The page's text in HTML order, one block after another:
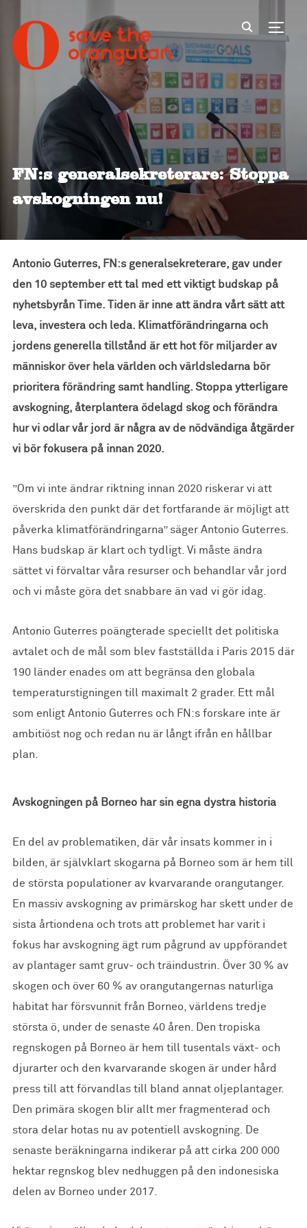
FN:s generalsekreterare: Stoppa
avskogningen nu!
Antonio Guterres, FN:s generalsekreterare, gav under
den 10 september ett tal med ett viktigt budskap på
nyhetsbyrån Time. Tiden är inne att ändra vårt sätt att
leva, investera och leda. Klimatförändringarna och
jordens generella tillstånd är ett hot för miljarder av
människor över hela världen och världsledarna bör
prioritera förändring samt handling. Stoppa ytterligare
avskogning, återplantera ödelagd skog och förändra
hur vi odlar vår jord är några av de nödvändiga åtgärder
vi bör fokusera på innan 2020.
”Om vi inte ändrar riktning innan 2020 riskerar vi att
överskrida den punkt där det fortfarande är möjligt att
påverka klimatförändringarna” säger Antonio Guterres.
Hans budskap är klart och tydligt. Vi måste ändra
sättet vi förvaltar våra resurser och behandlar vår jord
och vi måste göra det snabbare än vad vi gör idag.
Antonio Guterres poängterade speciellt det politiska
avtalet och de mål som blev fastställda i Paris 2015 där
190 länder enades om att begränsa den globala
temperaturstigningen till maximalt 2 grader. Ett mål
som enligt Antonio Guterres och FN:s forskare inte är
ambitiöst nog och redan nu är långt ifrån en hållbar
plan.
Avskogningen på Borneo har sin egna dystra historia
En del av problematiken, där vår insats kommer in i
bilden, är självklart skogarna på Borneo som är hem till
de största populationer av kvarvarande orangutanger.
En massiv avskogning av primärskog har skett under de
sista årtiondena och trots att problemet har varit i
fokus har avskogning ägt rum pågrund av uppförandet
av plantager samt gruv- och träindustrin. Över 30 % av
skogen och över 60 % av orangutangernas naturliga
habitat har försvunnit från Borneo, världens tredje
största ö, under de senaste 40 åren. Den tropiska
regnskogen på Borneo är hem till tusentals växt- och
djurarter och den kvarvarande skogen är under hård
press till att förvandlas till bland annat oljeplantager.
Den primära skogen blir allt mer fragmenterad och
stora delar hotas nu av potentiell avskogning. De
senaste beräkningarna indikerar på att cirka 200 000
hektar regnskog blev nedhuggen på den indonesiska
delen av Borneo under 2017.